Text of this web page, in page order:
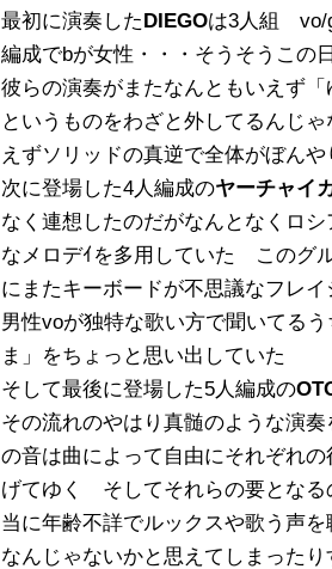
最初に演奏したDIEGOは3人組 vo/
編成でbが女性・・・そうそうこの
彼らの演奏がまたなんともいえず
というものをわざと外してるんじ
えずソリッドの真逆で全体がぼん
次に登場した4人編成のヤーチャイ
なく連想したのだがなんとなくロ
なメロデｲを多用していた このグ
にまたキーボードが不思議なフレ
男性voが独特な歌い方で聞いてる
ま」をちょっと思い出していた
そして最後に登場した5人編成の
その流れのやはり真髄のような演
の音は曲によって自由にそれぞれ
げてゆく そしてそれらの要となる
当に年齢不詳でルックスや歌う声を
なんじゃないかと思えてしまった